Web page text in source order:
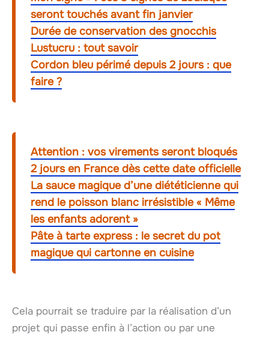
seront touchés avant fin janvier
Durée de conservation des gnocchis
Lustucru : tout savoir
Cordon bleu périmé depuis 2 jours : que
faire ?
Attention : vos virements seront bloqués
2 jours en France dès cette date officielle
La sauce magique d’une diététicienne qui
rend le poisson blanc irrésistible « Même
les enfants adorent »
Pâte à tarte express : le secret du pot
magique qui cartonne en cuisine
Cela pourrait se traduire par la réalisation d’un
projet qui passe enfin à l’action ou par une